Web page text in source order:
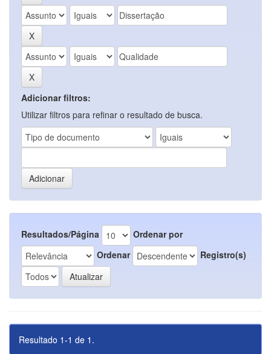
Adicionar filtros:
Utilizar filtros para refinar o resultado de busca.
Resultados/Página
Ordenar por
Ordenar
Registro(s)
Resultado 1-1 de 1.